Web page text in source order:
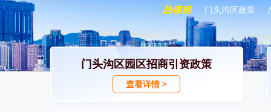
门头沟区政策
门头沟区园区招商引资政策
查看详情 >